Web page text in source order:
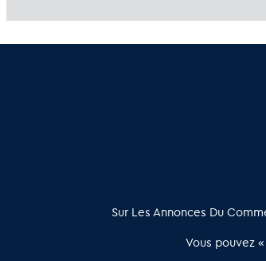
relation qualifiée conçu pour les acteurs de
Sur Les Annonces Du
Vous pouvez